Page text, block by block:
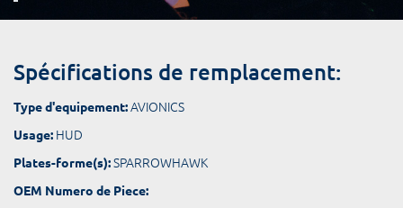
Spécifications de remplacement:
Type d'equipement:AVIONICS
Usage: HUD
Plates-forme(s):SPARROWHAWK
OEM Numero de Piece: